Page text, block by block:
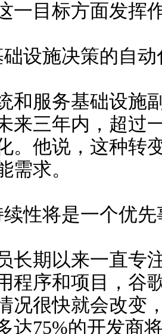
一目标方面发挥
础设施决策的自动
和服务基础设施
来三年内，超过
。他说，这种
需求。
续性将是一个优先
长期以来一直专
程序和项目，谷
况很快就会改变
达75%的开发商